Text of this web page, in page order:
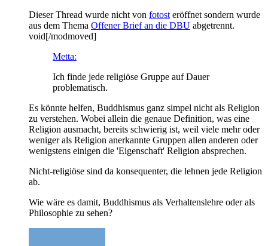
Dieser Thread wurde nicht von fotost eröffnet sondern wurde
aus dem Thema Offener Brief an die DBU abgetrennt.
void[/modmoved]
Metta:
Ich finde jede religiöse Gruppe auf Dauer
problematisch.
Es könnte helfen, Buddhismus ganz simpel nicht als Religion
zu verstehen. Wobei allein die genaue Definition, was eine
Religion ausmacht, bereits schwierig ist, weil viele mehr oder
weniger als Religion anerkannte Gruppen allen anderen oder
wenigstens einigen die 'Eigenschaft' Religion absprechen.
Nicht-religiöse sind da konsequenter, die lehnen jede Religion
ab.
Wie wäre es damit, Buddhismus als Verhaltenslehre oder als
Philosophie zu sehen?